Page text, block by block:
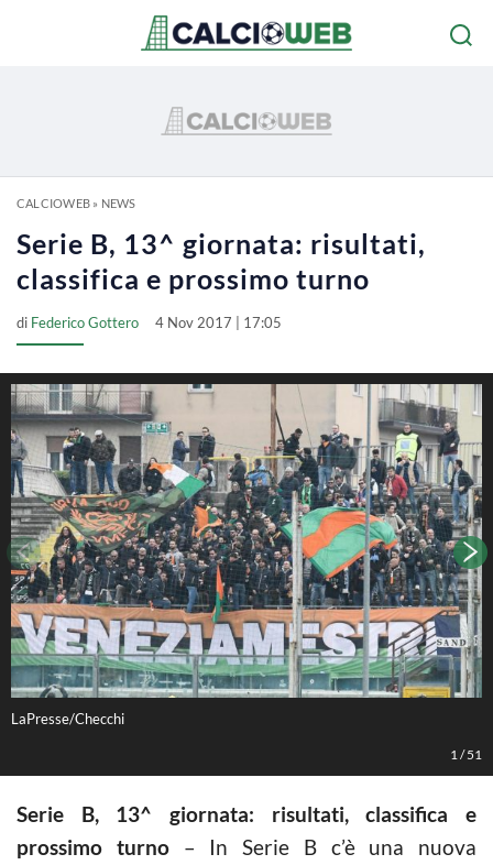
CALCIOWEB» NEWS
Serie B, 13^ giornata: risultati,
classifica e prossimo turno
di Federico Gottero 4 Nov 2017 | 17:05
LaPresse/Checchi
1 /51
Serie B, 13^ giornata: risultati, classifica e
prossimo turno– In Serie B c’è una nuova